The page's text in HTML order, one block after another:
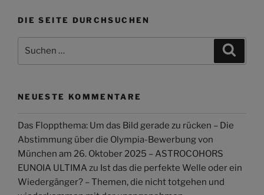
DIE SEITE DURCHSUCHEN
NEUESTE KOMMENTARE
Das Floppthema: Um das Bild gerade zu rücken – Die
Abstimmung über die Olympia-Bewerbung von
München am 26. Oktober 2025 – ASTROCOHORS
EUNOIA ULTIMA zu Ist das die perfekte Welle oder ein
Wiedergänger? – Themen, die nicht totgehen und